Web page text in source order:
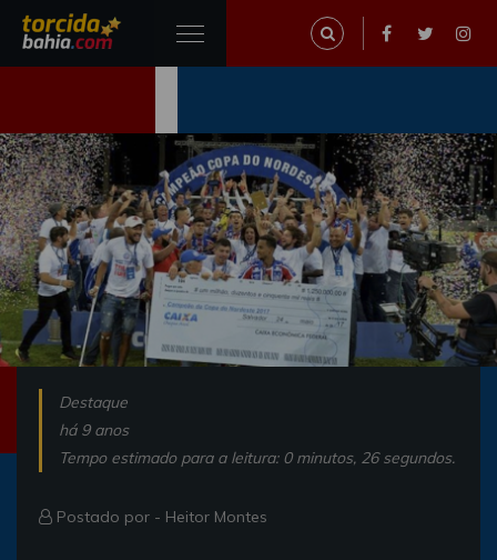
Destaque
há 9 anos
Tempo estimado para a leitura: 0 minutos, 26 segundos.
Postado por - Heitor Montes